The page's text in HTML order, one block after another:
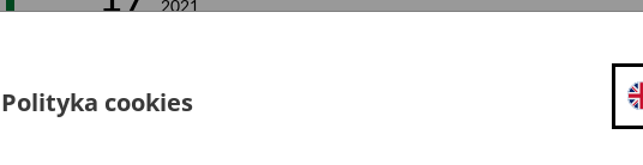
2021
Ograniczenie w dostępie do portalu
Zakończenie wsparcia przeglądarki
Polityka cookies